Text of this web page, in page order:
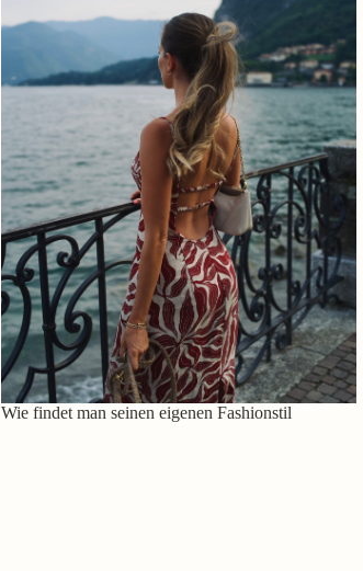
Wie findet man seinen eigenen Fashionstil